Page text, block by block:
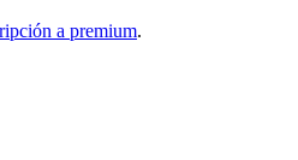
a premium.